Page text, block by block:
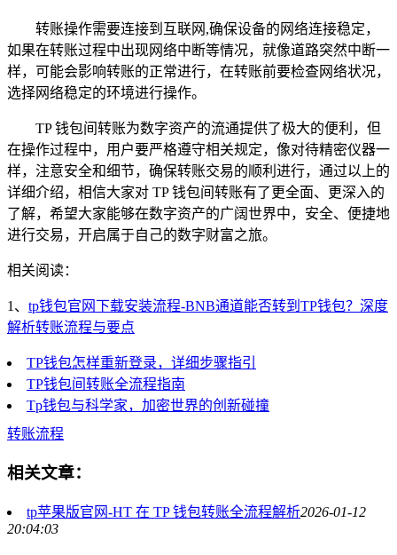
转账操作需要连接到互联网,确保设备的网络连接稳定，
如果在转账过程中出现网络中断等情况，就像道路突然中断一
样，可能会影响转账的正常进行，在转账前要检查网络状况，
选择网络稳定的环境进行操作。
TP 钱包间转账为数字资产的流通提供了极大的便利，但
在操作过程中，用户要严格遵守相关规定，像对待精密仪器一
样，注意安全和细节，确保转账交易的顺利进行，通过以上的
详细介绍，相信大家对 TP 钱包间转账有了更全面、更深入的
了解，希望大家能够在数字资产的广阔世界中，安全、便捷地
进行交易，开启属于自己的数字财富之旅。
相关阅读：
1、 tp钱包官网下载安装流程-BNB通道能否转到TP钱包？深度
解析转账流程与要点
TP钱包怎样重新登录，详细步骤指引
TP钱包间转账全流程指南
Tp钱包与科学家，加密世界的创新碰撞
转账流程
相关文章：
tp苹果版官网-HT 在 TP 钱包转账全流程解析2026-01-12
20:04:03